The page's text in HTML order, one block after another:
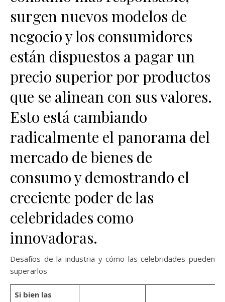
surgen nuevos modelos de
negocio y los consumidores
están dispuestos a pagar un
precio superior por productos
que se alinean con sus valores.
Esto está cambiando
radicalmente el panorama del
mercado de bienes de
consumo y demostrando el
creciente poder de las
celebridades como
innovadoras.
Desafíos de la industria y cómo las celebridades pueden
superarlos
Si bien las